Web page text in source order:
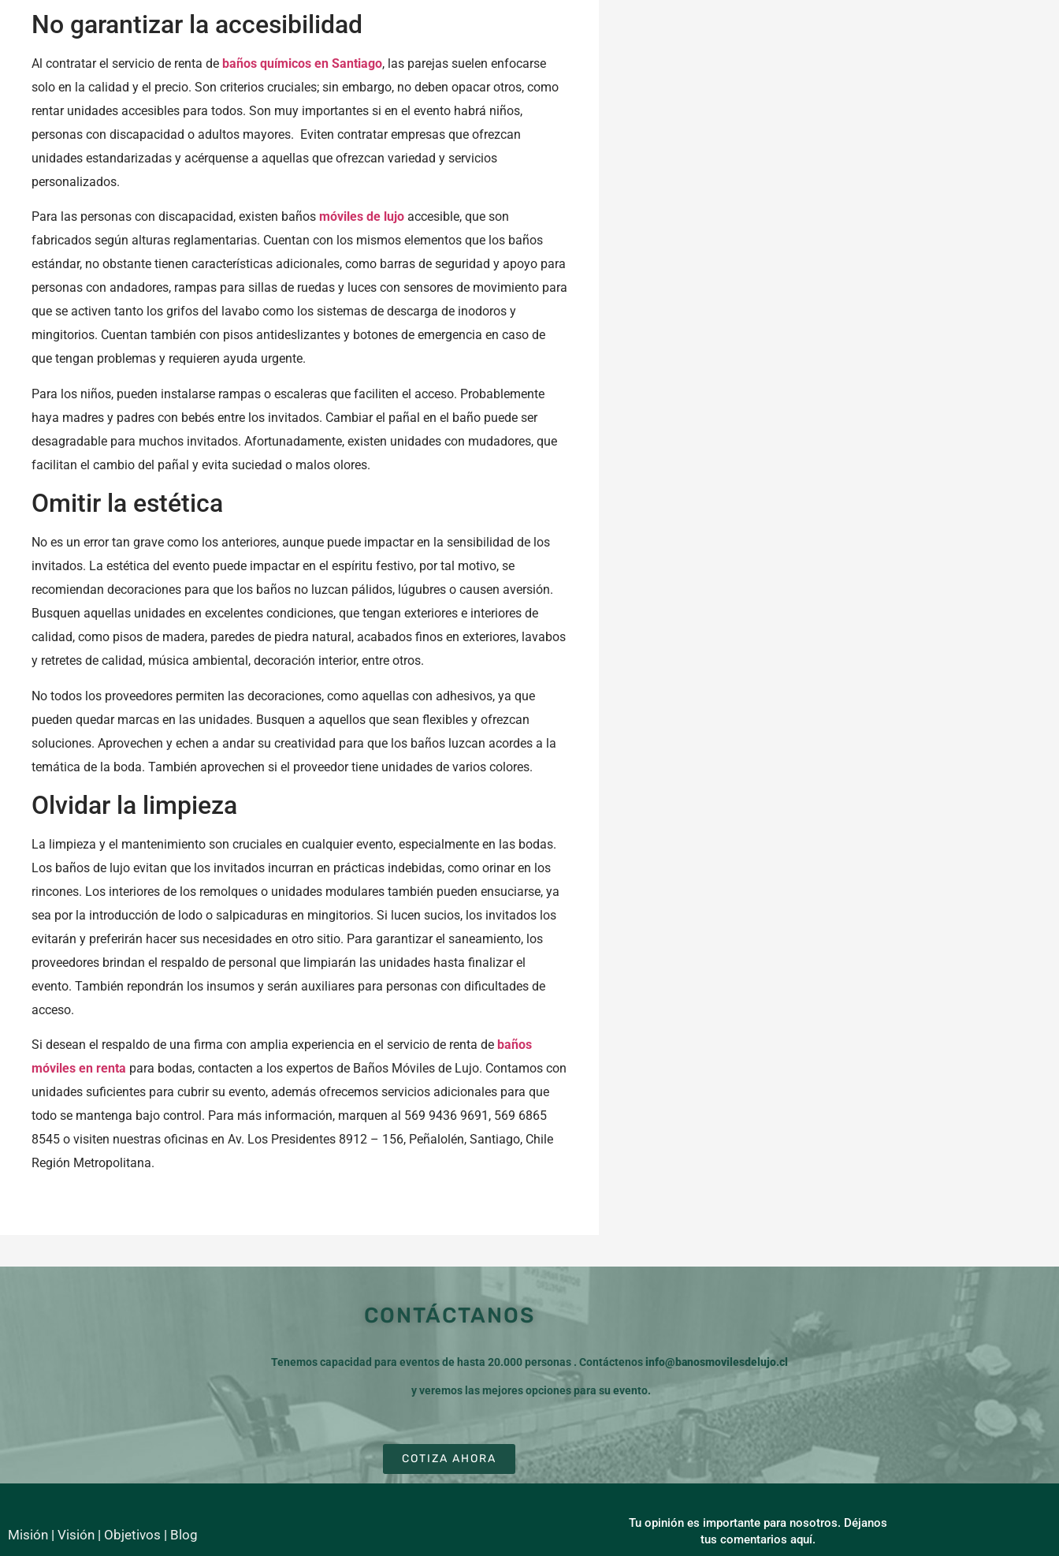
No garantizar la accesibilidad
Al contratar el servicio de renta de baños químicos en Santiago, las parejas suelen enfocarse
solo en la calidad y el precio. Son criterios cruciales; sin embargo, no deben opacar otros, como
rentar unidades accesibles para todos. Son muy importantes si en el evento habrá niños,
personas con discapacidad o adultos mayores. Eviten contratar empresas que ofrezcan
unidades estandarizadas y acérquense a aquellas que ofrezcan variedad y servicios
personalizados.
Para las personas con discapacidad, existen baños móviles de lujo accesible, que son
fabricados según alturas reglamentarias. Cuentan con los mismos elementos que los baños
estándar, no obstante tienen características adicionales, como barras de seguridad y apoyo para
personas con andadores, rampas para sillas de ruedas y luces con sensores de movimiento para
que se activen tanto los grifos del lavabo como los sistemas de descarga de inodoros y
mingitorios. Cuentan también con pisos antideslizantes y botones de emergencia en caso de
que tengan problemas y requieren ayuda urgente.
Para los niños, pueden instalarse rampas o escaleras que faciliten el acceso. Probablemente
haya madres y padres con bebés entre los invitados. Cambiar el pañal en el baño puede ser
desagradable para muchos invitados. Afortunadamente, existen unidades con mudadores, que
facilitan el cambio del pañal y evita suciedad o malos olores.
Omitir la estética
No es un error tan grave como los anteriores, aunque puede impactar en la sensibilidad de los
invitados. La estética del evento puede impactar en el espíritu festivo, por tal motivo, se
recomiendan decoraciones para que los baños no luzcan pálidos, lúgubres o causen aversión.
Busquen aquellas unidades en excelentes condiciones, que tengan exteriores e interiores de
calidad, como pisos de madera, paredes de piedra natural, acabados finos en exteriores, lavabos
y retretes de calidad, música ambiental, decoración interior, entre otros.
No todos los proveedores permiten las decoraciones, como aquellas con adhesivos, ya que
pueden quedar marcas en las unidades. Busquen a aquellos que sean flexibles y ofrezcan
soluciones. Aprovechen y echen a andar su creatividad para que los baños luzcan acordes a la
temática de la boda. También aprovechen si el proveedor tiene unidades de varios colores.
Olvidar la limpieza
La limpieza y el mantenimiento son cruciales en cualquier evento, especialmente en las bodas.
Los baños de lujo evitan que los invitados incurran en prácticas indebidas, como orinar en los
rincones. Los interiores de los remolques o unidades modulares también pueden ensuciarse, ya
sea por la introducción de lodo o salpicaduras en mingitorios. Si lucen sucios, los invitados los
evitarán y preferirán hacer sus necesidades en otro sitio. Para garantizar el saneamiento, los
proveedores brindan el respaldo de personal que limpiarán las unidades hasta finalizar el
evento. También repondrán los insumos y serán auxiliares para personas con dificultades de
acceso.
Si desean el respaldo de una firma con amplia experiencia en el servicio de renta de baños
móviles en renta para bodas, contacten a los expertos de Baños Móviles de Lujo. Contamos con
unidades suficientes para cubrir su evento, además ofrecemos servicios adicionales para que
todo se mantenga bajo control. Para más información, marquen al 569 9436 9691, 569 6865
8545 o visiten nuestras oficinas en Av. Los Presidentes 8912 – 156, Peñalolén, Santiago, Chile
Región Metropolitana.
CONTÁCTANOS
Tenemos capacidad para eventos de hasta 20.000 personas . Contáctenos info@banosmovilesdelujo.cl
y veremos las mejores opciones para su evento.
COTIZA AHORA
Misión | Visión | Objetivos | Blog
Tu opinión es importante para nosotros. Déjanos
tus comentarios aquí.